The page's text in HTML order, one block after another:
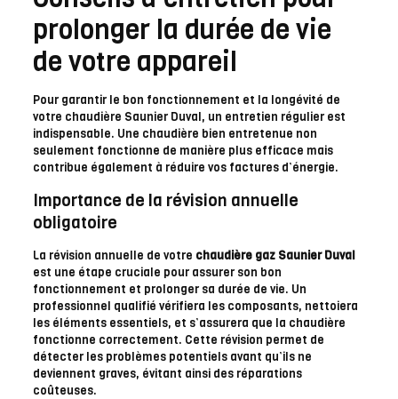
prolonger la durée de vie
de votre appareil
Pour garantir le bon fonctionnement et la longévité de
votre chaudière Saunier Duval, un entretien régulier est
indispensable. Une chaudière bien entretenue non
seulement fonctionne de manière plus efficace mais
contribue également à réduire vos factures d’énergie.
Importance de la révision annuelle
obligatoire
La révision annuelle de votre chaudière gaz Saunier Duval
est une étape cruciale pour assurer son bon
fonctionnement et prolonger sa durée de vie. Un
professionnel qualifié vérifiera les composants, nettoiera
les éléments essentiels, et s’assurera que la chaudière
fonctionne correctement. Cette révision permet de
détecter les problèmes potentiels avant qu’ils ne
deviennent graves, évitant ainsi des réparations
coûteuses.